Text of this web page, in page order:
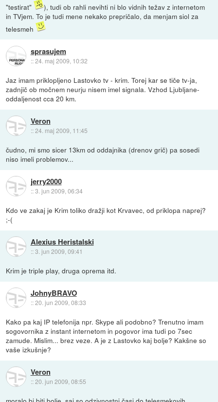
"testirat"
), tudi ob rahli nevihti ni blo vidnih težav z internetom
in TVjem. To je tudi mene nekako prepričalo, da menjam siol za
telesmeh
sprasujem
::24. maj 2009, 10:32
Jaz imam priklopljeno Lastovko tv - krim. Torej kar se tiče tv-ja,
zadnjič ob močnem neurju nisem imel signala. Vzhod Ljubljane-
oddaljenost cca 20 km.
Veron
::24. maj 2009, 11:45
čudno, mi smo sicer 13km od oddajnika (drenov grič) pa sosedi
niso imeli problemov...
jerry2000
::3. jun 2009, 06:34
Kdo ve zakaj je Krim toliko dražji kot Krvavec, od priklopa naprej?
;-(
Alexius Heristalski
::3. jun 2009, 09:41
Krim je triple play, druga oprema itd.
JohnyBRAVO
::20. jun 2009, 08:33
Kako pa kaj IP telefonija npr. Skype ali podobno? Trenutno imam
sogovornika z instant internetom in pogovor ima tudi po 7sec
zamude. Mislim... brez veze. A je z Lastovko kaj bolje? Kakšne so
vaše izkušnje?
Veron
::20. jun 2009, 08:55